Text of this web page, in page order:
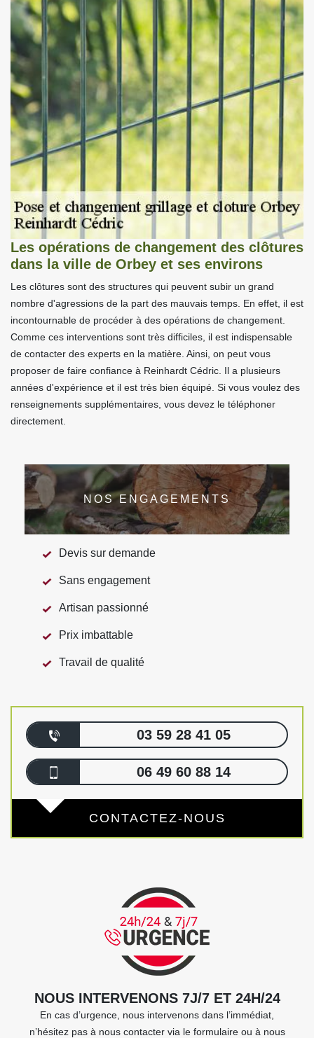
Les opérations de changement des clôtures
dans la ville de Orbey et ses environs
Les clôtures sont des structures qui peuvent subir un grand
nombre d'agressions de la part des mauvais temps. En effet, il est
incontournable de procéder à des opérations de changement.
Comme ces interventions sont très difficiles, il est indispensable
de contacter des experts en la matière. Ainsi, on peut vous
proposer de faire confiance à Reinhardt Cédric. Il a plusieurs
années d'expérience et il est très bien équipé. Si vous voulez des
renseignements supplémentaires, vous devez le téléphoner
directement.
NOS ENGAGEMENTS
Devis sur demande
Sans engagement
Artisan passionné
Prix imbattable
Travail de qualité
03 59 28 41 05
06 49 60 88 14
CONTACTEZ-NOUS
NOUS INTERVENONS 7J/7 ET 24H/24
En cas d’urgence, nous intervenons dans l’immédiat,
n’hésitez pas à nous contacter via le formulaire ou à nous